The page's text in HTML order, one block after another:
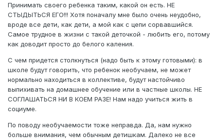
Принимать своего ребенка таким, какой он есть. НЕ
СТЫДЫТЬСЯ ЕГО!!! Хотя поначалу мне было очень неудобно,
вроде все дети, как дети, а мой как с цепи сорвавшийся.
Самое трудное в жизни с такой деточкой - любить его, потому
как доводит просто до белого каления.
С чем придется столкнуться (надо быть к этому готовыми): в
школе будут говорить, что ребенок необучаем, не может
нормально находиться в коллективе, будут настойчиво
выпихивать на домашнее обучение или в частные школы. НЕ
СОГЛАШАТЬСЯ НИ В КОЕМ РАЗЕ! Нам надо учиться жить в
социуме.
По поводу необучаемости тоже неправда. Да, нам нужно
больше внимания, чем обычным детишкам. Далеко не все